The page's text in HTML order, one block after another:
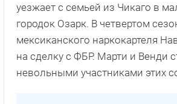
уезжает с семьей из Чикаго в
городок Озарк. В четвертом
мексиканского наркокартеля
на сделку с ФБР. Марти и Венди
невольными участниками этих